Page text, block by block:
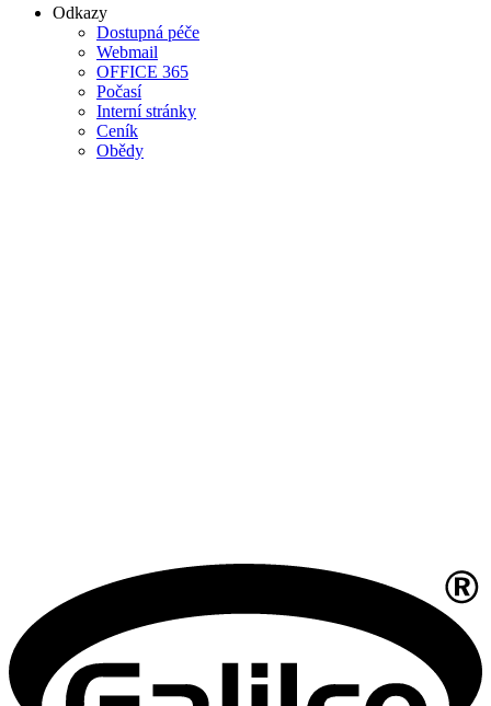
Odkazy
Dostupná péče
Webmail
OFFICE 365
Počasí
Interní stránky
Ceník
Obědy